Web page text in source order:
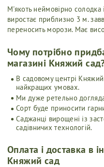
М'якоть неймовірно
виростає приблизно 3 м.
переносить морози. Має
Чому потрібно
магазині Княжий
В садовому центрі
найкращих умовах.
Ми дуже ретельно
Сорт буде приносити
Саджанці вирощені із
садівничих технологій.
Оплата і доставка в
Княжий сад